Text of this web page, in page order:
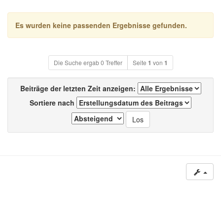
Es wurden keine passenden Ergebnisse gefunden.
Die Suche ergab 0 Treffer Seite 1 von 1
Beiträge der letzten Zeit anzeigen:
Sortiere nach